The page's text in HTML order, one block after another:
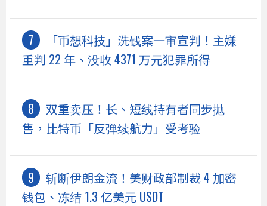
「币想科技」洗钱案一审宣判！主嫌
重判 22 年、没收 4371 万元犯罪所得
双重卖压！长、短线持有者同步抛
售，比特币「反弹续航力」受考验
斩断伊朗金流！美财政部制裁 4 加密
钱包、冻结 1.3 亿美元 USDT